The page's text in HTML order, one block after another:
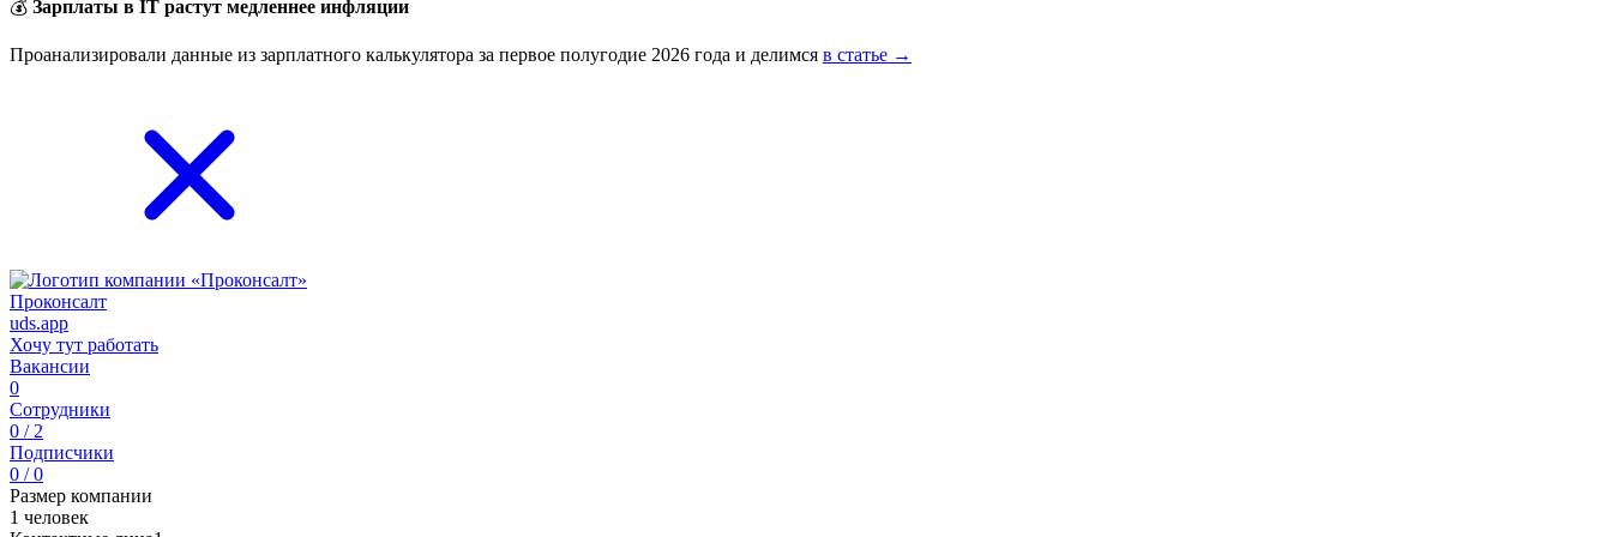
💰 Зарплаты в IT растут медленнее инфляции
Проанализировали данные из зарплатного калькулятора за первое полугодие 2026 года и делимся в статье →
Проконсалт
uds.app
Хочу тут работать
Вакансии
0
Сотрудники
0 / 2
Подписчики
0 / 0
Размер компании
1 человек